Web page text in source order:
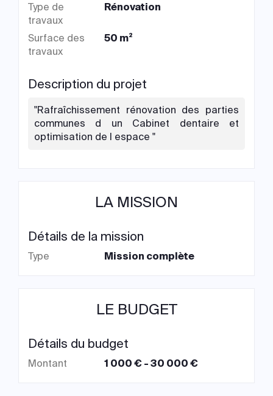
Type de
travaux
Rénovation
Surface des
travaux
50 m²
Description du projet
"Rafraîchissement rénovation des parties
communes d un Cabinet dentaire et
optimisation de l espace "
LA MISSION
Détails de la mission
Type Mission complète
LE BUDGET
Détails du budget
Montant 1 000 € - 30 000 €